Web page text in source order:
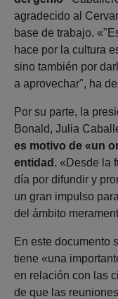
agradecido al
base de trabajo.
hace por la cultura
sino también por
a aprovechar", ha
Por su parte, la
Bonald, Julia
es motivo de «un
entidad. «Desde la
día por difundir y
un gran impulso
del ámbito
En este documento
tiene «una
en relación con las
de que las